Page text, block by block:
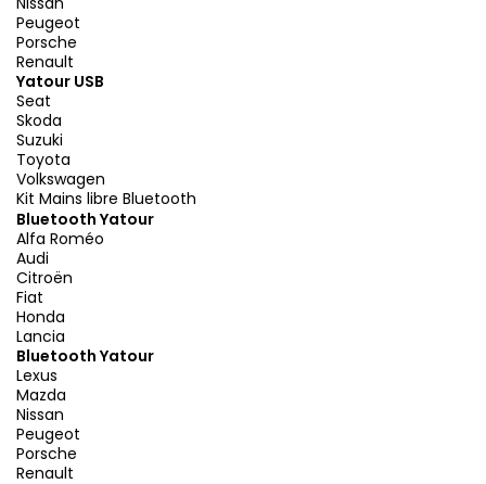
Peugeot
Porsche
Renault
Yatour USB
Seat
Skoda
Suzuki
Toyota
Volkswagen
Kit Mains libre Bluetooth
Bluetooth Yatour
Alfa Roméo
Audi
Citroën
Fiat
Honda
Lancia
Bluetooth Yatour
Lexus
Mazda
Nissan
Peugeot
Porsche
Renault